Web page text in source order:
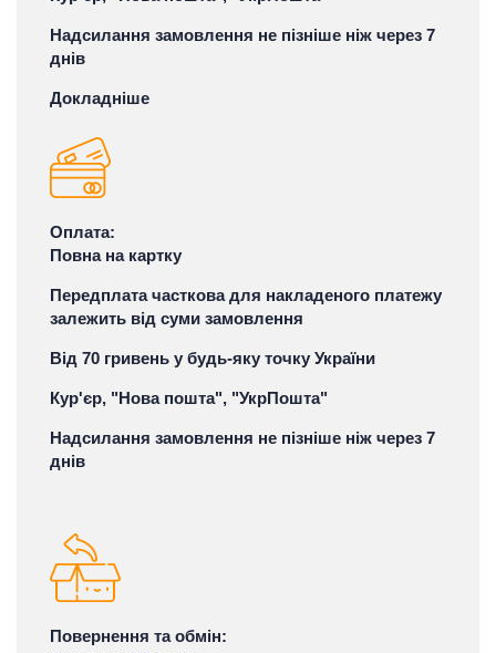
Надсилання замовлення не пізніше ніж через 7
днів
Докладніше
Оплата:
Повна на картку
Передплата часткова для накладеного платежу
залежить від суми замовлення
Від 70 гривень у будь-яку точку України
Кур'єр, "Нова пошта", "УкрПошта"
Надсилання замовлення не пізніше ніж через 7
днів
Повернення та обмін: